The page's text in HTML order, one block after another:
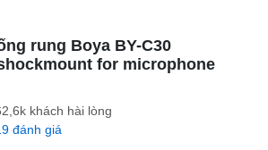
rung Boya BY-C30
for microphone
khách hài lòng
đánh giá